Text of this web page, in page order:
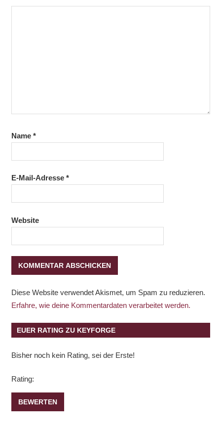
Name *
E-Mail-Adresse *
Website
Diese Website verwendet Akismet, um Spam zu reduzieren.
Erfahre, wie deine Kommentardaten verarbeitet werden.
EUER RATING ZU KEYFORGE
Bisher noch kein Rating, sei der Erste!
Rating: